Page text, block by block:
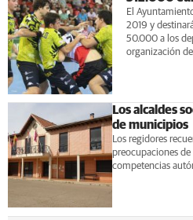
El
2019 y
50.000 a los
organización
Los alcaldes
de municipios
Los regidores
preocupaciones
competencias